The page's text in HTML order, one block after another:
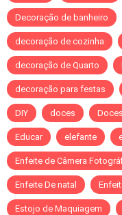
Decoração de banheiro
decoração de cozinha
decoração de Quarto
decoração para festas
DIY doces
Educar elefante
Enfeite de Câmera
Enfeite De natal
Estojo de Maquiagem